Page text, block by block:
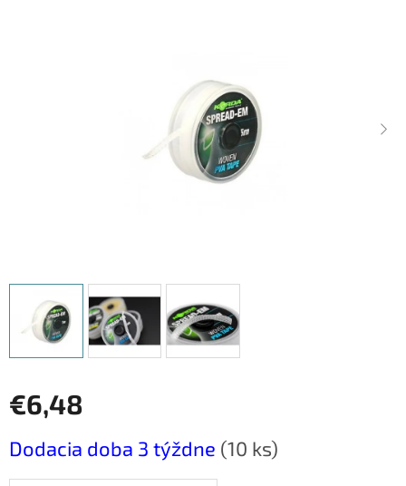
€6,48
cena:
Dodacia doba 3 týždne (10 ks)